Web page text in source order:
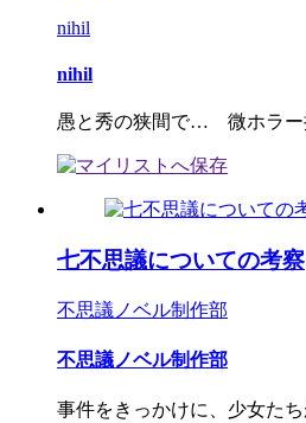
nihil
nihil
愚と秀の狭間で… 微ホラー
七不思議についての考察
不思議ノベル制作部
不思議ノベル制作部
事件をきっかけに、少女た